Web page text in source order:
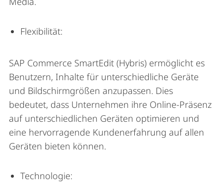
Flexibilität:
SAP Commerce SmartEdit (Hybris) ermöglicht es
Benutzern, Inhalte für unterschiedliche Geräte
und Bildschirmgrößen anzupassen. Dies
bedeutet, dass Unternehmen ihre Online-Präsenz
auf unterschiedlichen Geräten optimieren und
eine hervorragende Kundenerfahrung auf allen
Geräten bieten können.
Technologie: